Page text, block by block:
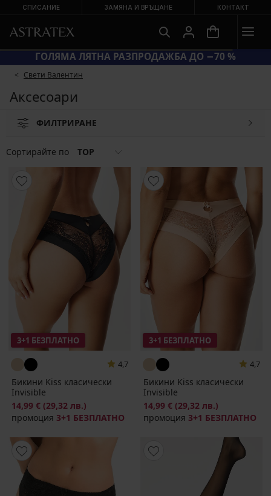
СПИСАНИЕ ЗАМЯНА И ВРЪЩАНЕ КОНТАКТ
ГОЛЯМА ЛЯТНА РАЗПРОДАЖБА ДО −70 %
Свети Валентин
Аксесоари
ФИЛТРИРАНЕ
Сортирайте по TOP
3+1 БЕЗПЛАТНО
4,7
Бикини Kiss класически
Invisible
14,99 € (29,32 лв.)
промоция 3+1 БЕЗПЛАТНО
3+1 БЕЗПЛАТНО
4,7
Бикини Kiss класически
Invisible
14,99 € (29,32 лв.)
промоция 3+1 БЕЗПЛАТНО